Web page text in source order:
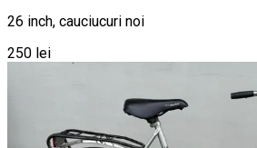
26 inch, cauciucuri noi
250 lei